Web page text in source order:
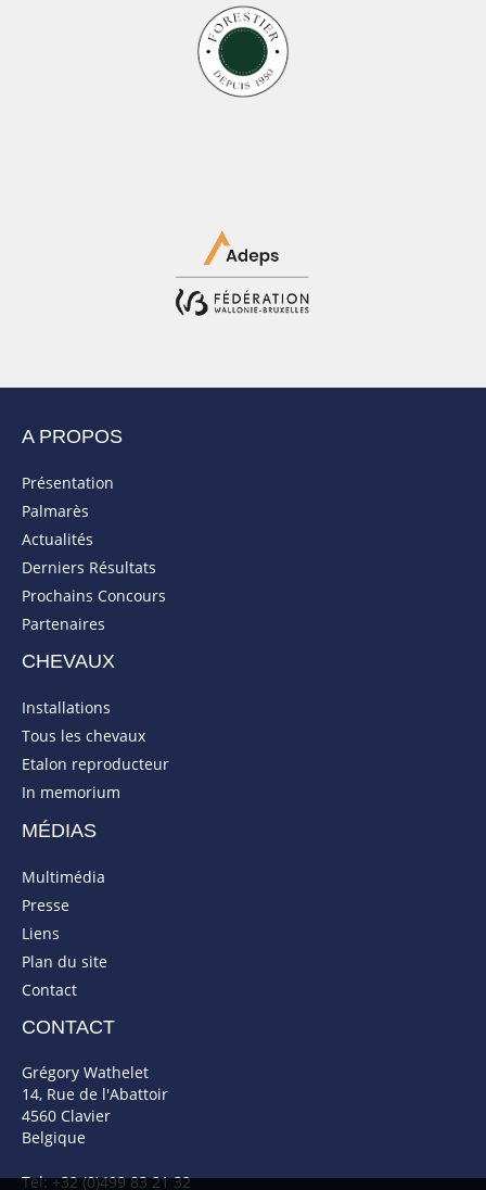
A PROPOS
Présentation
Palmarès
Actualités
Derniers Résultats
Prochains Concours
Partenaires
CHEVAUX
Installations
Tous les chevaux
Etalon reproducteur
In memorium
MÉDIAS
Multimédia
Presse
Liens
Plan du site
Contact
CONTACT
Grégory Wathelet
14, Rue de l'Abattoir
4560 Clavier
Belgique
Tel: +32 (0)499 83 21 32